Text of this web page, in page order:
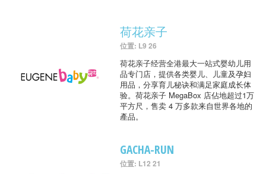
荷花亲子
位置: L9 26
荷花亲子经营全港最大一站式婴幼儿用
品专门店，提供各类婴儿、儿童及孕妇
用品，分享育儿秘诀和满足家庭成长体
验。荷花亲子 MegaBox 店佔地超过1万
平方尺，售卖 4 万多款来自世界各地的
產品。
GACHA-RUN
位置: L12 21